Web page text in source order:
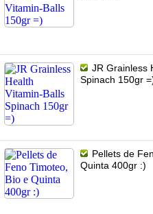
JR Grainless
Spinach 150gr
Pellets de
Quinta 400gr :)